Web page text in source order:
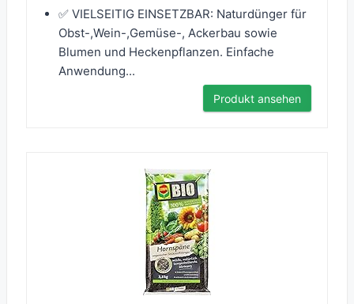
✅ VIELSEITIG EINSETZBAR: Naturdünger für
Obst-,Wein-,Gemüse-, Ackerbau sowie
Blumen und Heckenpflanzen. Einfache
Anwendung...
Produkt ansehen